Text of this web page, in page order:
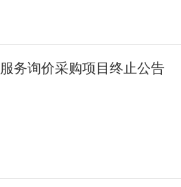
务询价采购项目终止公告